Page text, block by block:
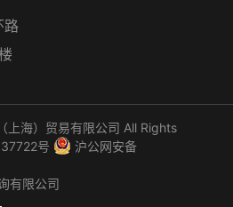
路
上海）贸易有限公司 All Rights
号
沪公网安备
有限公司